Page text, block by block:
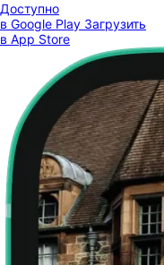
Доступно
в Google Play Загрузить
в App Store